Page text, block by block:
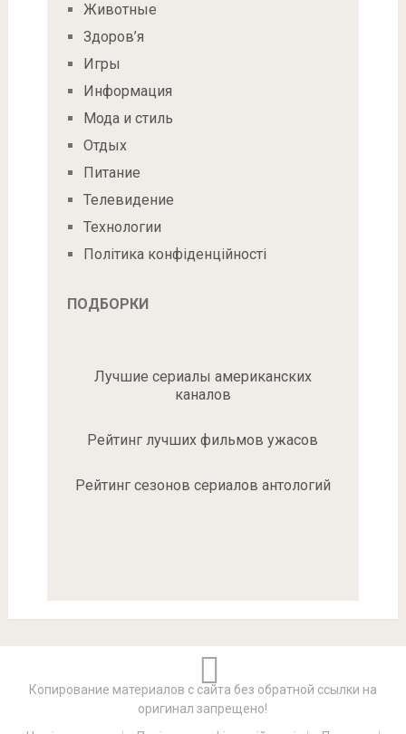
Животные
Здоров’я
Игры
Информация
Мода и стиль
Отдых
Питание
Телевидение
Технологии
Політика конфіденційності
ПОДБОРКИ
Лучшие сериалы американских
каналов
Рейтинг лучших фильмов ужасов
Рейтинг сезонов сериалов антологий
Копирование материалов с сайта без обратной ссылки на
оригинал запрещено!